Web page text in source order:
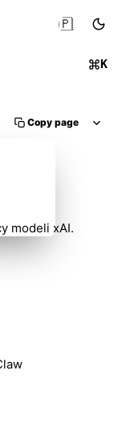
K
🇵🇱
Copy page
modeli xAI.